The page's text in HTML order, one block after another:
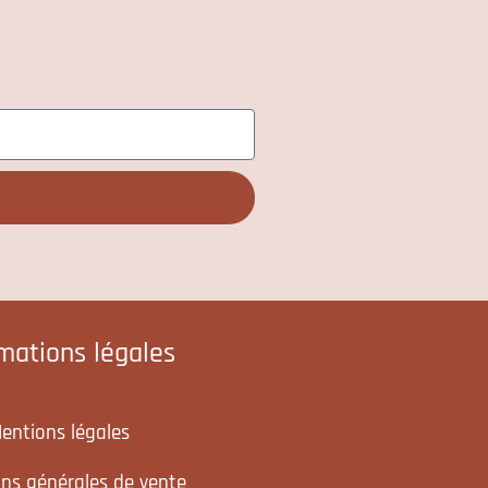
légales
légales